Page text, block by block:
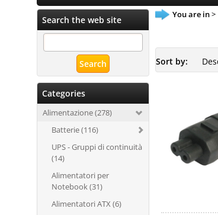
Search the web site
Categories
Alimentazione (278)
Batterie (116)
UPS - Gruppi di continuità
(14)
Alimentatori per
Notebook (31)
Alimentatori ATX (6)
You are in
Sort by: